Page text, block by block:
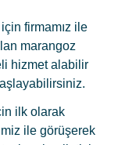
firmamız ile
marangoz
hizmet alabilir
ilk olarak
ile görüşerek